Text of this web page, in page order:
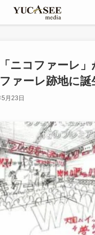
ニコファーレ」
ァーレ跡地に誕
月23日